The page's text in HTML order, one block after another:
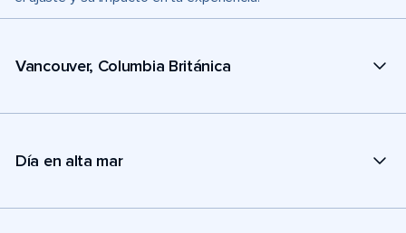
Vancouver, Columbia Británica
Día en alta mar